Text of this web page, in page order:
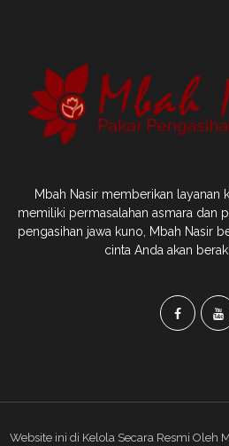
Mbah Nasir memberikan layanan
memiliki permasalahan asmara dan
pengasihan jawa kuno, Mbah Nasir
cinta Anda akan
Website ini di Kelola Secara Resmi Oleh